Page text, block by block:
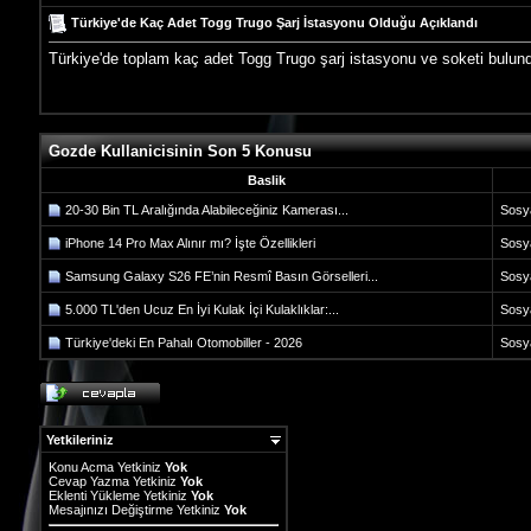
Türkiye'de Kaç Adet Togg Trugo Şarj İstasyonu Olduğu Açıklandı
Türkiye'de toplam kaç adet Togg Trugo şarj istasyonu ve soketi
Gozde Kullanicisinin Son 5 Konusu
Baslik
20-30 Bin TL Aralığında Alabileceğiniz Kamerası...
iPhone 14 Pro Max Alınır mı? İşte Özellikleri
Samsung Galaxy S26 FE’nin Resmî Basın Görselleri...
5.000 TL'den Ucuz En İyi Kulak İçi Kulaklıklar:...
Türkiye'deki En Pahalı Otomobiller - 2026
Yetkileriniz
Konu Acma Yetkiniz Yok
Cevap Yazma Yetkiniz Yok
Eklenti Yükleme Yetkiniz Yok
Mesajınızı Değiştirme Yetkiniz Yok